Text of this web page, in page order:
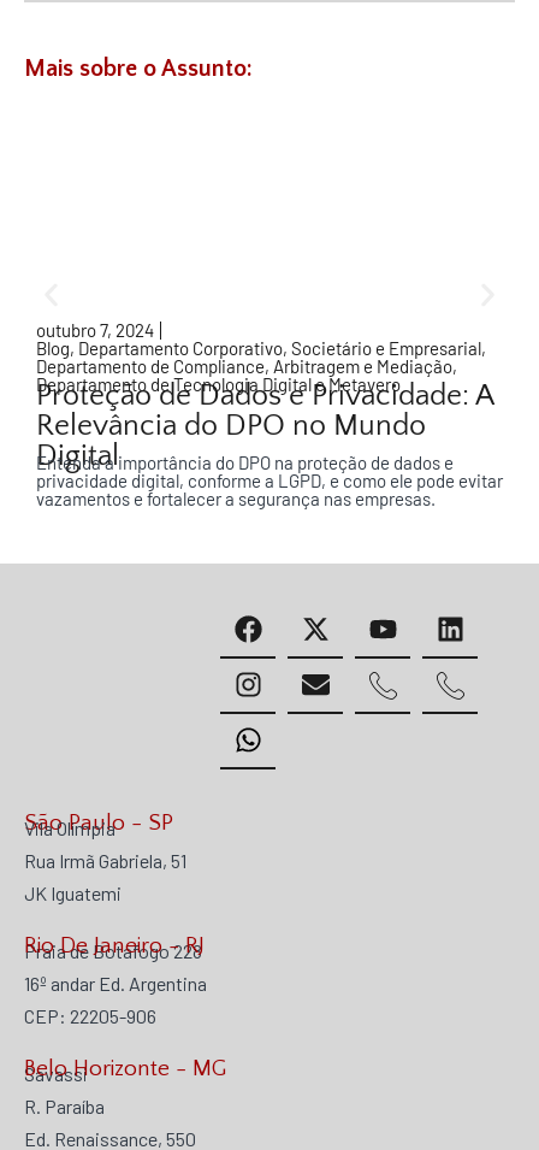
Mais sobre o Assunto:
outubro 7, 2024
Blog, Departamento Corporativo, Societário e Empresarial,
Departamento de Compliance, Arbitragem e Mediação,
Departamento de Tecnologia Digital e Metavero
Proteção de Dados e Privacidade: A
Relevância do DPO no Mundo
Digital
Entenda a importância do DPO na proteção de dados e
privacidade digital, conforme a LGPD, e como ele pode evitar
vazamentos e fortalecer a segurança nas empresas.
São Paulo - SP
Vila Olímpia
Rua Irmã Gabriela, 51
JK Iguatemi
Praia de Botafogo 228
16º andar Ed. Argentina
CEP: 22205-906
Rio De Janeiro - RJ
Savassi
R. Paraíba
Ed. Renaissance, 550
Belo Horizonte - MG